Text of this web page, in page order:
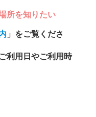
所を知りたい
」をご覧くださ
利用日やご利用時